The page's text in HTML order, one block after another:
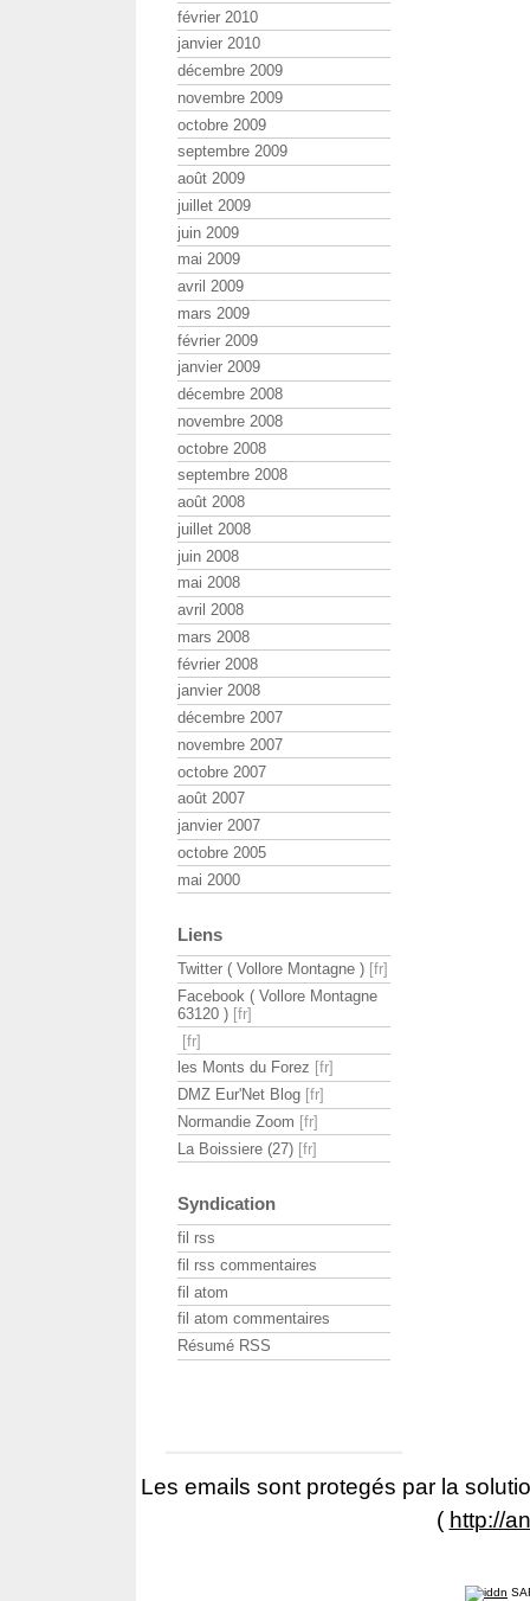
février 2010
janvier 2010
décembre 2009
novembre 2009
octobre 2009
septembre 2009
août 2009
juillet 2009
juin 2009
mai 2009
avril 2009
mars 2009
février 2009
janvier 2009
décembre 2008
novembre 2008
octobre 2008
septembre 2008
août 2008
juillet 2008
juin 2008
mai 2008
avril 2008
mars 2008
février 2008
janvier 2008
décembre 2007
novembre 2007
octobre 2007
août 2007
janvier 2007
octobre 2005
mai 2000
Liens
Twitter ( Vollore Montagne )
Facebook ( Vollore Montagne
63120 )
les Monts du Forez
DMZ Eur'Net Blog
Normandie Zoom
La Boissiere (27)
Syndication
fil rss
fil rss commentaires
fil atom
fil atom commentaires
Résumé RSS
Les emails sont protegés par la
( http://